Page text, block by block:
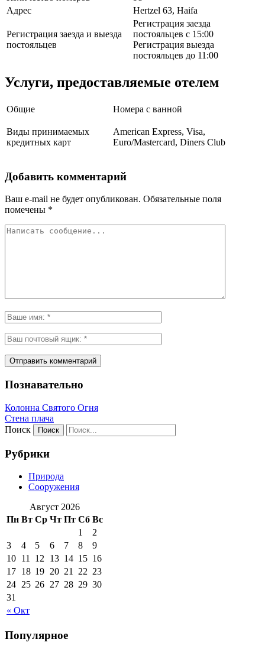
Адрес
Hertzel 63, Haifa
Регистрация заезда и выезда
постояльцев
Регистрация заезда
постояльцев с 15:00
Регистрация выезда
постояльцев до 11:00
Услуги, предоставляемые отелем
Общие Номера с ванной
Виды принимаемых
кредитных карт
American Express, Visa,
Euro/Mastercard, Diners Club
Добавить комментарий
Ваш e-mail не будет опубликован. Обязательные поля
помечены *
Познавательно
Колонна Святого Огня
Стена плача
Поиск
Рубрики
Природа
Сооружения
Август 2026
Пн Вт Ср Чт Пт Сб Вс
« Окт
1
2
3
4 5 6 7 8
9
10 11 12 13 14 15 16
17 18 19 20 21 22 23
24 25 26 27 28 29 30
31
Популярное